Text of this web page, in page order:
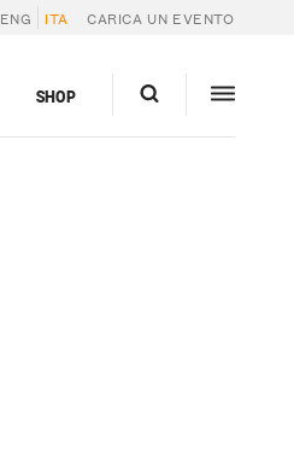
ENG ITA CARICA UN EVENTO
SHOP